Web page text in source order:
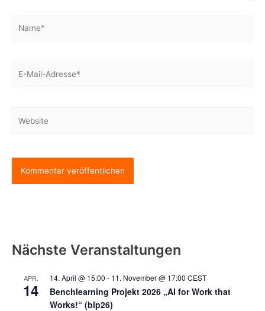
Mail-
Nächste Veranstaltungen
APR.
14
14. April @ 15:00 - 11. November @ 17:00 CEST
Benchlearning Projekt 2026 „AI for Work that
Works!“ (blp26)